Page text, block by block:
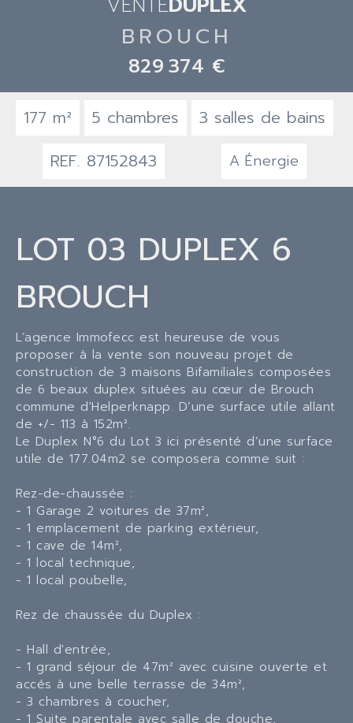
BROUCH
829 374 €
177 m² 5 chambres
3 salles de bains
REF. 87152843
A Énergie
LOT 03 DUPLEX 6
BROUCH
L’agence Immofecc est heureuse de vous
proposer à la vente son nouveau projet de
construction de 3 maisons Bifamiliales composées
de 6 beaux duplex situées au cœur de Brouch
commune d'Helperknapp. D’une surface utile allant
de +/- 113 à 152m².
Le Duplex N°6 du Lot 3 ici présenté d’une surface
utile de 177.04m2 se composera comme suit :
Rez-de-chaussée :
- 1 Garage 2 voitures de 37m²,
- 1 emplacement de parking extérieur,
- 1 cave de 14m²,
- 1 local technique,
- 1 local poubelle,
Rez de chaussée du Duplex :
- Hall d'entrée,
- 1 grand séjour de 47m² avec cuisine ouverte et
accés à une belle terrasse de 34m²,
- 3 chambres à coucher,
- 1 Suite parentale avec salle de douche,